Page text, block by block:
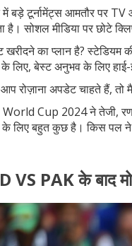
में बड़े टूर्नामेंट्स आमतौर पर
है। सोशल मीडिया पर छोटे
खरीदने का प्लान है?
के लिए, बेस्ट अनुभव के लिए
रोज़ाना अपडेट चाहते हैं, तो
Cup 2024 ने तेजी,
लिए बहुत कुछ है। किस पल ने
VS PAK के बाद